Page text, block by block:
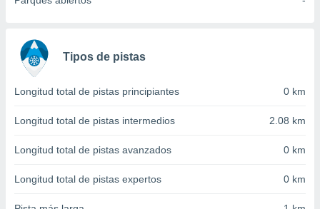
e
mediante
publicidad
Tipos de pistas
Longitud total de pistas principiantes 0 km
Longitud total de pistas intermedios 2.08 km
Longitud total de pistas avanzados 0 km
Longitud total de pistas expertos 0 km